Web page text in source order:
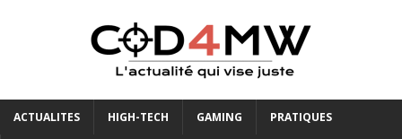
ACTUALITES HIGH-TECH GAMING PRATIQUES